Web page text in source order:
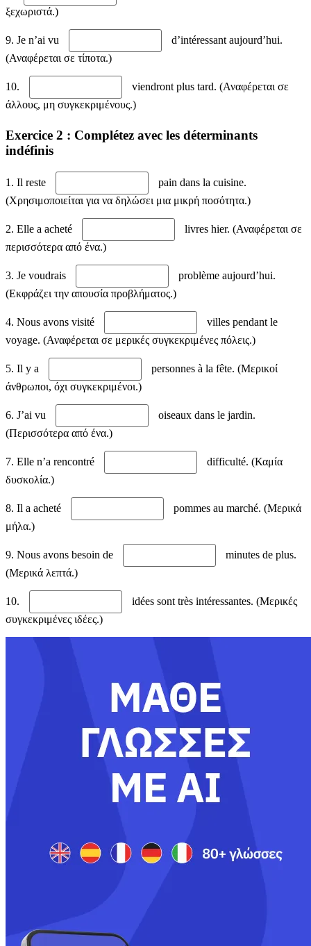
ξεχωριστά.)
9. Je n’ai vu
d’intéressant aujourd’hui.
(Αναφέρεται σε τίποτα.)
10.
viendront plus tard. (Αναφέρεται σε
άλλους, μη συγκεκριμένους.)
Exercice 2 : Complétez avec les déterminants
indéfinis
1. Il reste
pain dans la cuisine.
(Χρησιμοποιείται για να δηλώσει μια μικρή ποσότητα.)
2. Elle a acheté
livres hier. (Αναφέρεται σε
περισσότερα από ένα.)
3. Je voudrais
problème aujourd’hui.
(Εκφράζει την απουσία προβλήματος.)
4. Nous avons visité
villes pendant le
voyage. (Αναφέρεται σε μερικές συγκεκριμένες πόλεις.)
5. Il y a
personnes à la fête. (Μερικοί
άνθρωποι, όχι συγκεκριμένοι.)
6. J’ai vu
oiseaux dans le jardin.
(Περισσότερα από ένα.)
7. Elle n’a rencontré
difficulté. (Καμία
δυσκολία.)
8. Il a acheté
pommes au marché. (Μερικά
μήλα.)
9. Nous avons besoin de
minutes de plus.
(Μερικά λεπτά.)
10.
idées sont très intéressantes. (Μερικές
συγκεκριμένες ιδέες.)